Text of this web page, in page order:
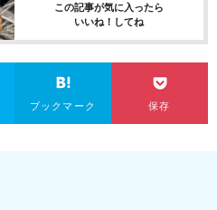
この記事が気に入ったら
いいね！してね
ブックマーク 保存